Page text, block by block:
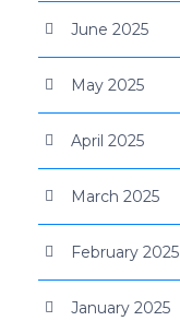
June 2025
May 2025
April 2025
March 2025
February 2025
January 2025